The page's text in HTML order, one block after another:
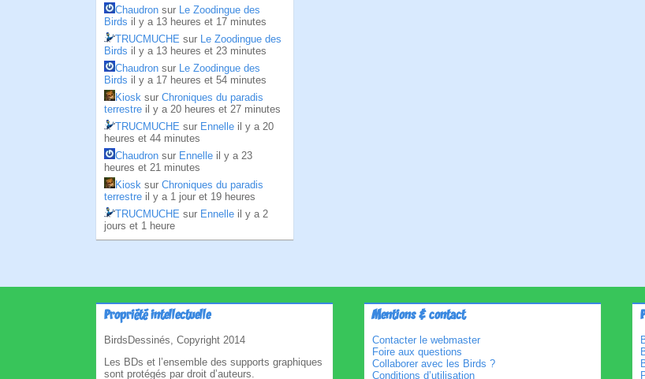
Chaudron sur Le Zoodingue des
Birds il y a 13 heures et 17 minutes
TRUCMUCHE sur Le Zoodingue des
Birds il y a 13 heures et 23 minutes
Chaudron sur Le Zoodingue des
Birds il y a 17 heures et 54 minutes
Kiosk sur Chroniques du paradis
terrestre il y a 20 heures et 27 minutes
TRUCMUCHE sur Ennelle il y a 20
heures et 44 minutes
Chaudron sur Ennelle il y a 23
heures et 21 minutes
Kiosk sur Chroniques du paradis
terrestre il y a 1 jour et 19 heures
TRUCMUCHE sur Ennelle il y a 2
jours et 1 heure
Propriété intellectuelle
BirdsDessinés, Copyright 2014
Les BDs et l’ensemble des supports graphiques
sont protégés par droit d’auteurs.
Mentions & contact
Contacter le webmaster
Foire aux questions
Collaborer avec les Birds ?
Conditions d’utilisation